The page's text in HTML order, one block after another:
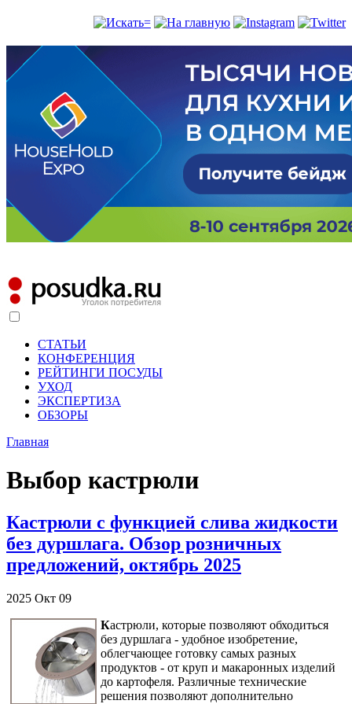
СТАТЬИ
КОНФЕРЕНЦИЯ
РЕЙТИНГИ ПОСУДЫ
УХОД
ЭКСПЕРТИЗА
ОБЗОРЫ
Главная
Выбор кастрюли
Кастрюли с функцией слива жидкости
без дуршлага. Обзор розничных
предложений, октябрь 2025
2025 Окт 09
Кастрюли, которые позволяют обходиться
без дуршлага - удобное изобретение,
облегчающее готовку самых разных
продуктов - от круп и макаронных изделий
до картофеля. Различные технические
решения позволяют дополнительно